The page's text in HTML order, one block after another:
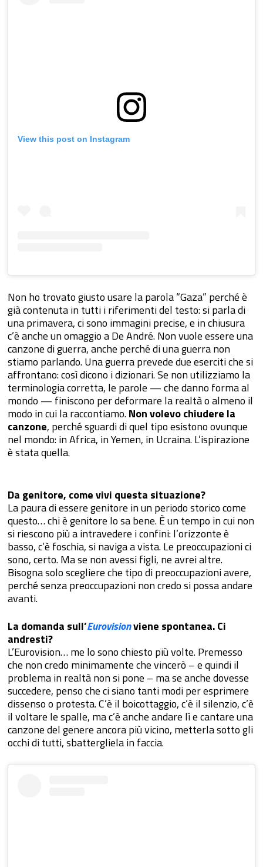
View this post on Instagram
Non ho trovato giusto usare la parola “Gaza” perché è
già contenuta in tutti i riferimenti del testo: si parla di
una primavera, ci sono immagini precise, e in chiusura
c’è anche un omaggio a De André. Non vuole essere una
canzone di guerra, anche perché di una guerra non
stiamo parlando. Una guerra prevede due eserciti che si
affrontano: così dicono i dizionari. Se non utilizziamo la
terminologia corretta, le parole — che danno forma al
mondo — finiscono per deformare la realtà o almeno il
modo in cui la raccontiamo.Non volevo chiudere la
canzone, perché sguardi di quel tipo esistono ovunque
nel mondo: in Africa, in Yemen, in Ucraina. L’ispirazione
è stata quella.
Da genitore, come vivi questa situazione?
La paura di essere genitore in un periodo storico come
questo… chi è genitore lo sa bene. È un tempo in cui non
si riescono più a intravedere i confini: l’orizzonte è
basso, c’è foschia, si naviga a vista. Le preoccupazioni ci
sono, certo. Ma se non avessi figli, ne avrei altre.
Bisogna solo scegliere che tipo di preoccupazioni avere,
perché senza preoccupazioni non credo si possa andare
avanti.
La domanda sull’Eurovisionviene spontanea. Ci
andresti?
L’Eurovision… me lo sono chiesto più volte. Premesso
che non credo minimamente che vincerò – e quindi il
problema in realtà non si pone – ma se anche dovesse
succedere, penso che ci siano tanti modi per esprimere
dissenso o protesta. C’è il boicottaggio, c’è il silenzio, c’è
il voltare le spalle, ma c’è anche andare lì e cantare una
canzone del genere ancora più vicino, metterla sotto gli
occhi di tutti, sbattergliela in faccia.